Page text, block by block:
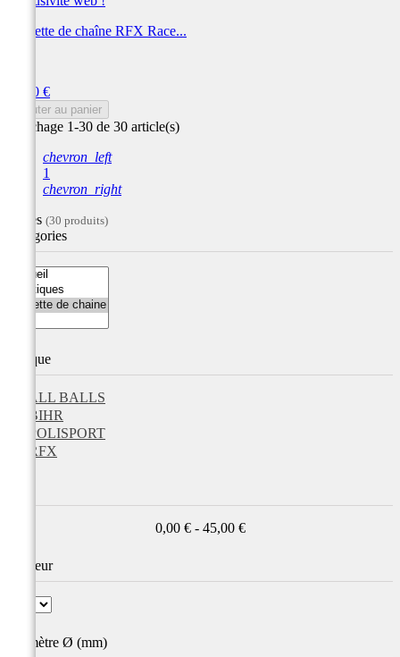
Roulette de chaîne RFX Race...
11,00 €
Ajouter au panier
Affichage 1-30 de 30 article(s)
chevron_left
1
chevron_right
Filtres (30 produits)
Catégories
Marque
ALL BALLS
BIHR
POLISPORT
RFX
0,00 € - 45,00 €
Couleur
Diamètre Ø (mm)